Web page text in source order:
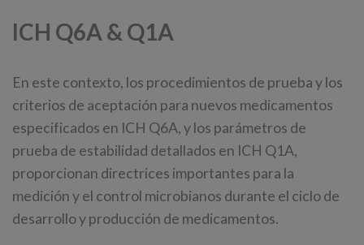
ICH Q6A & Q1A
En este contexto, los procedimientos de prueba y los
criterios de aceptación para nuevos medicamentos
especificados en ICH Q6A, y los parámetros de
prueba de estabilidad detallados en ICH Q1A,
proporcionan directrices importantes para la
medición y el control microbianos durante el ciclo de
desarrollo y producción de medicamentos.